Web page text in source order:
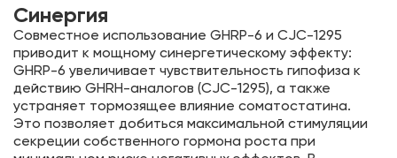
Синергия
Совместное использование GHRP-6 и CJC-1295
приводит к мощному синергетическому эффекту:
GHRP-6 увеличивает чувствительность гипофиза к
действию GHRH-аналогов (CJC-1295), а также
устраняет тормозящее влияние соматостатина.
Это позволяет добиться максимальной стимуляции
секреции собственного гормона роста при